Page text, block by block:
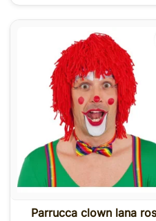
Parrucca clown lana